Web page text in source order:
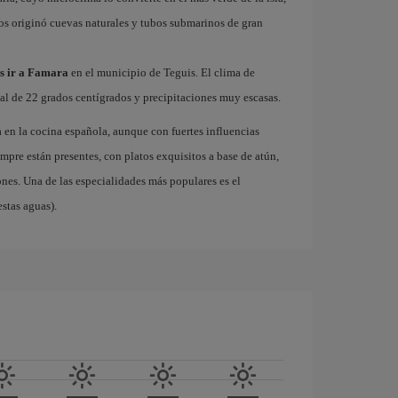
originó cuevas naturales y tubos submarinos de gran
ir a Famara en el municipio de Teguis. El clima de
de 22 grados centígrados y precipitaciones muy escasas.
la cocina española, aunque con fuertes influencias
están presentes, con platos exquisitos a base de atún,
Una de las especialidades más populares es el
aguas).